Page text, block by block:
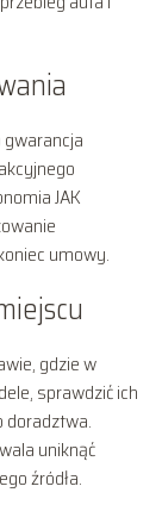
gwarancja
JAK
umowy.
gdzie w
sprawdzić ich
doradztwa.
uniknąć
źródła.